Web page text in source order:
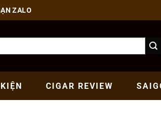
ZALO
KIỆN CIGAR REVIEW